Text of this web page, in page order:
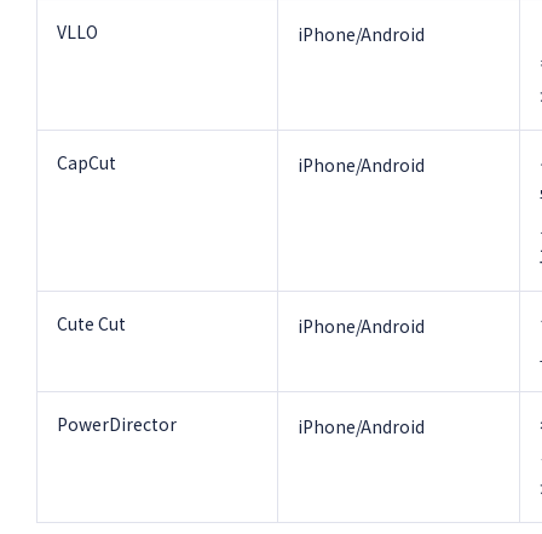
VLLO iPhone/Android
CapCut iPhone/Android
Cute Cut iPhone/Android
PowerDirector iPhone/Android